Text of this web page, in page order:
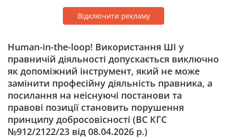
Відключити рекламу
Human-in-the-loop! Використання ШІ у
правничій діяльності допускається виключно
як допоміжний інструмент, який не може
замінити професійну діяльність правника, а
посилання на неіснуючі постанови та
правові позиції становить порушення
принципу добросовісності (ВС КГС
№912/2122/23 від 08.04.2026 р.)